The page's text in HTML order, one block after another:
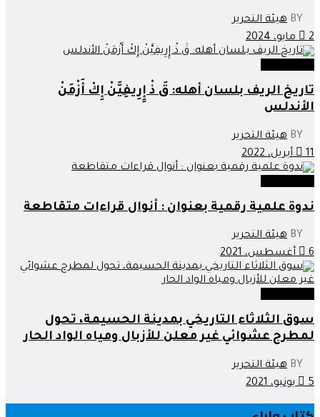
BY هيئة التحرير
2 مايو، 2024
تاريخ الريف بلسان أهله: قَ ذْ إِِرِيفِيَّنْ إِكْ أَزْمَنْ
الأندلس
BY هيئة التحرير
11 أبريل، 2022
ندوة علمية رقمية بعنوان : أنوال قراءات متقاطعة
BY هيئة التحرير
6 أغسطس، 2021
سوق الثلاثاء التاريخي بمدينة الحسيمة، تحول
لمطرح عشوائي غير معلن للأزبال ومياه الواد الحار
BY هيئة التحرير
5 يونيو، 2021